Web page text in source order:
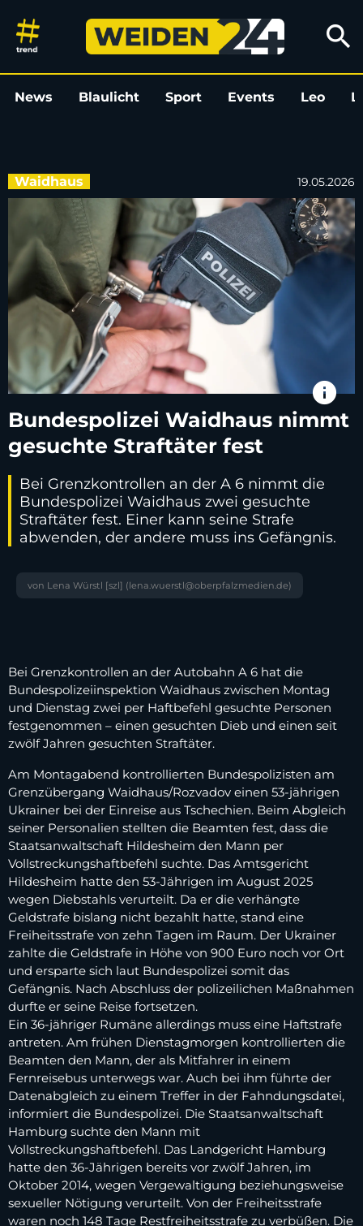
Bundespolizei Waidhaus
search
News Blaulicht Sport Events Leo
Waidhaus 19.05.2026
info
Bundespolizei Waidhaus nimmt
gesuchte Straftäter fest
Bei Grenzkontrollen an der A 6 nimmt die
Bundespolizei Waidhaus zwei gesuchte
Straftäter fest. Einer kann seine Strafe
abwenden, der andere muss ins Gefängnis.
von Lena Würstl [szl] (lena.wuerstl@oberpfalzmedien.de)
Bei Grenzkontrollen an der Autobahn A 6 hat die
Bundespolizeiinspektion Waidhaus zwischen Montag
und Dienstag zwei per Haftbefehl gesuchte Personen
festgenommen – einen gesuchten Dieb und einen seit
zwölf Jahren gesuchten Straftäter.
Am Montagabend kontrollierten Bundespolizisten am
Grenzübergang Waidhaus/Rozvadov einen 53-jährigen
Ukrainer bei der Einreise aus Tschechien. Beim Abgleich
seiner Personalien stellten die Beamten fest, dass die
Staatsanwaltschaft Hildesheim den Mann per
Vollstreckungshaftbefehl suchte. Das Amtsgericht
Hildesheim hatte den 53-Jährigen im August 2025
wegen Diebstahls verurteilt. Da er die verhängte
Geldstrafe bislang nicht bezahlt hatte, stand eine
Freiheitsstrafe von zehn Tagen im Raum. Der Ukrainer
zahlte die Geldstrafe in Höhe von 900 Euro noch vor Ort
und ersparte sich laut Bundespolizei somit das
Gefängnis. Nach Abschluss der polizeilichen Maßnahmen
durfte er seine Reise fortsetzen.
Ein 36-jähriger Rumäne allerdings muss eine Haftstrafe
antreten. Am frühen Dienstagmorgen kontrollierten die
Beamten den Mann, der als Mitfahrer in einem
Fernreisebus unterwegs war. Auch bei ihm führte der
Datenabgleich zu einem Treffer in der Fahndungsdatei,
informiert die Bundespolizei. Die Staatsanwaltschaft
Hamburg suchte den Mann mit
Vollstreckungshaftbefehl. Das Landgericht Hamburg
hatte den 36-Jährigen bereits vor zwölf Jahren, im
Oktober 2014, wegen Vergewaltigung beziehungsweise
sexueller Nötigung verurteilt. Von der Freiheitsstrafe
waren noch 148 Tage Restfreiheitsstrafe zu verbüßen. Die